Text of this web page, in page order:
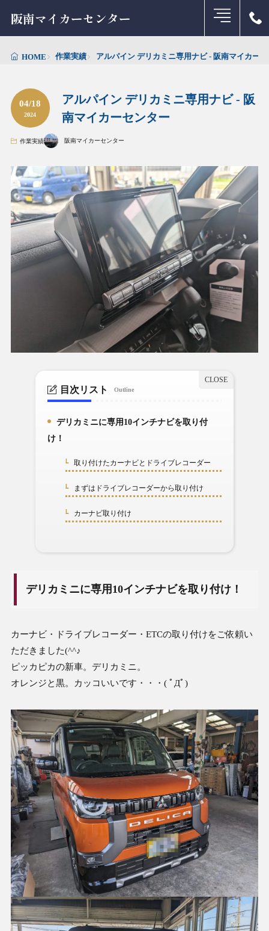
阪南マイカーセンター
HOME 作業実績 アルパイン デリカミニ専用ナビ - 阪南マイカー
04/18
2024
アルパイン デリカミニ専用ナビ - 阪
南マイカーセンター
作業実績 阪南マイカーセンター
目次リスト Outline
1.
デリカミニに専用10インチナビを取り付
け！
1-1.取り付けたカーナビとドライブレコーダー
1-2.まずはドライブレコーダーから取り付け
1-3.カーナビ取り付け
デリカミニに専用10インチナビを取り付け！
カーナビ・ドライブレコーダー・ETCの取り付けをご依頼い
ただきました(^^♪
ピッカピカの新車。デリカミニ。
オレンジと黒。カッコいいです・・・( ﾟДﾟ)